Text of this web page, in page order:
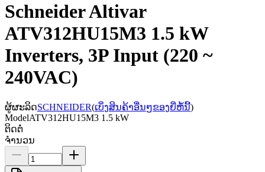
Schneider Altivar
ATV312HU15M3 1.5 kW
Inverters, 3P Input (220 ~
240VAC)
ຜູ້ຜະລິດSCHNEIDER(ເບິ່ງສິນຄ້າອື່ນໆຂອງຍີ່ຫໍ້ນີ້)
ModelATV312HU15M3 1.5 kW
ຕິດຕໍ່
ຈຳນວນ